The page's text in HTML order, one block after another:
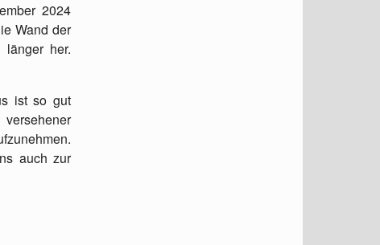
2024
Wand der
her.
ist so gut
auch zur